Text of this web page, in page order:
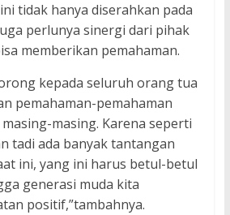
tidak hanya diserahkan pada
perlunya sinergi dari pihak
memberikan pemahaman.
kepada seluruh orang tua
pemahaman-pemahaman
masing. Karena seperti
tadi ada banyak tantangan
ini, yang ini harus betul-betul
generasi muda kita
positif,”tambahnya.